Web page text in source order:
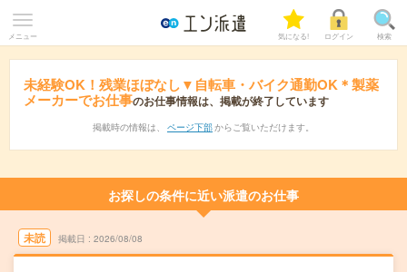
メニュー 気になる! ログイン 検索
未経験OK！残業ほぼなし▼自転車・バイク通勤OK＊製薬
メーカーでお仕事のお仕事情報は、掲載が終了しています
掲載時の情報は、 ページ下部 からご覧いただけます。
お探しの条件に近い派遣のお仕事
未読 掲載日 2026/08/08